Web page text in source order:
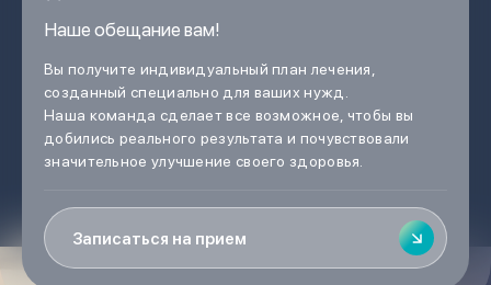
Наше обещание вам!
Вы получите индивидуальный план лечения,
созданный специально для ваших нужд.
Наша команда сделает все возможное, чтобы вы
добились реального результата и почувствовали
значительное улучшение своего здоровья.
Записаться на прием